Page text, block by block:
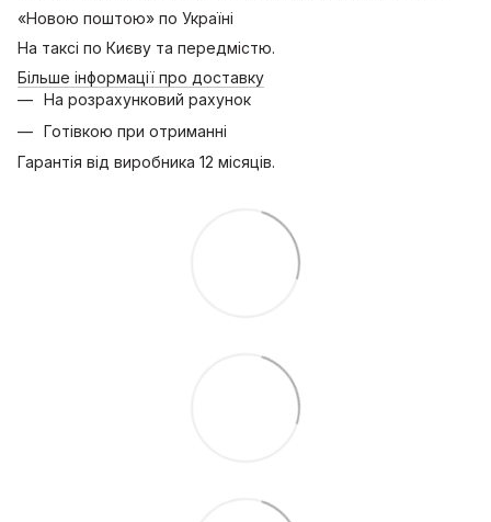
«Новою поштою» по Україні
На таксі по Києву та передмістю.
Більше інформації про доставку
На розрахунковий рахунок
Готівкою при отриманні
Гарантія від виробника 12 місяців.